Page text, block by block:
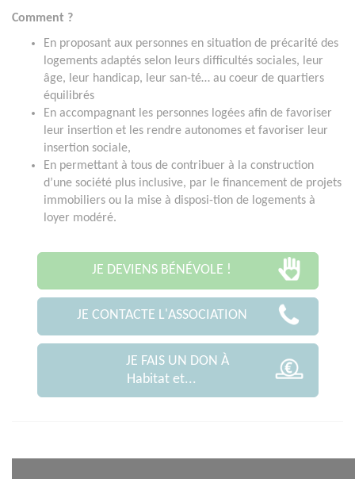
Comment ?
En proposant aux personnes en situation de précarité des
logements adaptés selon leurs difficultés sociales, leur
âge, leur handicap, leur san-té… au coeur de quartiers
équilibrés
En accompagnant les personnes logées afin de favoriser
leur insertion et les rendre autonomes et favoriser leur
insertion sociale,
En permettant à tous de contribuer à la construction
d’une société plus inclusive, par le financement de projets
immobiliers ou la mise à disposi-tion de logements à
loyer modéré.
JE DEVIENS BÉNÉVOLE !
JE CONTACTE L'ASSOCIATION
JE FAIS UN DON À
Habitat et...